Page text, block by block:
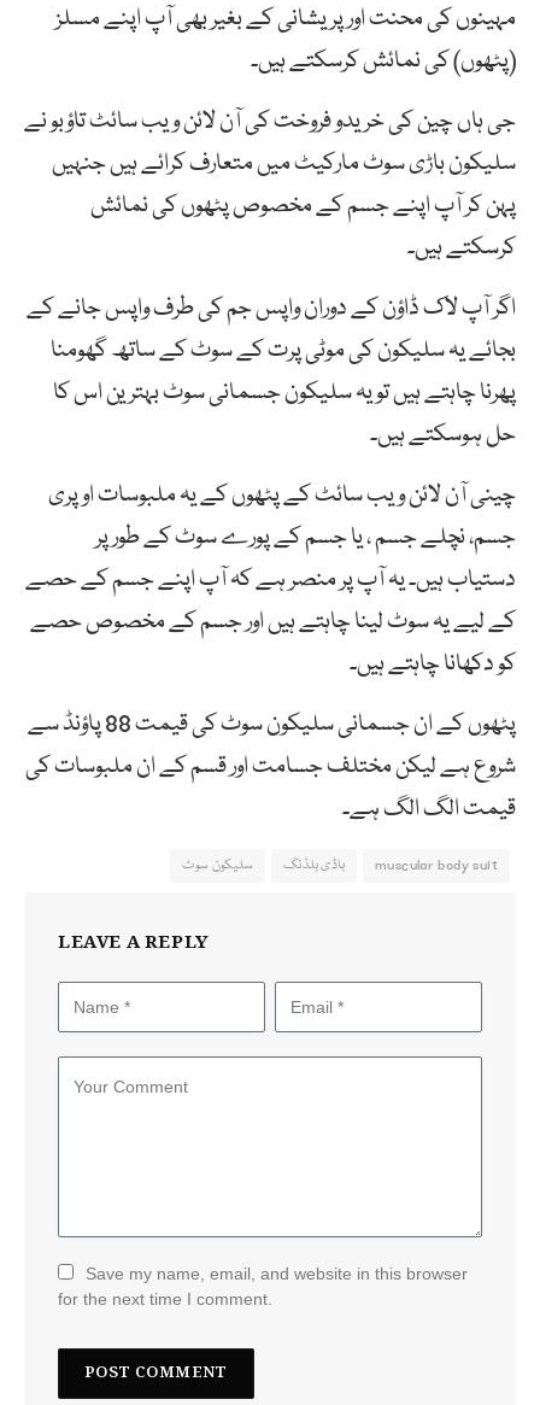
مہینوں کی محنت اور پریشانی کے بغیر بھی آپ اپنے مسلز
(پٹھوں) کی نمائش کرسکتے ہیں۔
جی ہاں چین کی خریدو فروخت کی آن لائن ویب سائٹ تاؤبو نے
سلیکون باڑی سوٹ مارکیٹ میں متعارف کرائے ہیں جنہیں
پہن کر آپ اپنے جسم کے مخصوص پٹھوں کی نمائش
کرسکتے ہیں۔
اگر آپ لاک ڈاؤن کے دوران واپس جم کی طرف واپس جانے کے
بجائے یہ سلیکون کی موٹی پرت کے سوٹ کے ساتھ گھومنا
پھرنا چاہتے ہیں تو یہ سلیکون جسمانی سوٹ بہترین اس کا
حل ہوسکتے ہیں۔
چینی آن لائن ویب سائٹ کے پٹھوں کے یہ ملبوسات اوپری
جسم، نچلے جسم ، یا جسم کے پورے سوٹ کے طور پر
دستیاب ہیں۔ یہ آپ پر منصر ہے کہ آپ اپنے جسم کے حصے
کے لیے یہ سوٹ لینا چاہتے ہیں اور جسم کے مخصوص حصے
کو دکھانا چاہتے ہیں۔
پٹھوں کے ان جسمانی سلیکون سوٹ کی قیمت 88 پاؤنڈ سے
شروع ہے لیکن مختلف جسامت اور قسم کے ان ملبوسات کی
قیمت الگ الگ ہے۔
muscular body suit باڈی بلڈنگ سلیکون سوٹ
LEAVE A REPLY
Save my name, email, and website in this browser
for the next time I comment.